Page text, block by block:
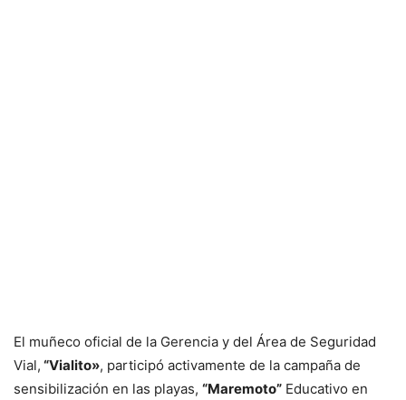
El muñeco oficial de la Gerencia y del Área de Seguridad
Vial, “Vialito», participó activamente de la campaña de
sensibilización en las playas, “Maremoto” Educativo en